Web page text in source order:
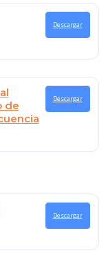
Descargar
de
Descargar
Descargar